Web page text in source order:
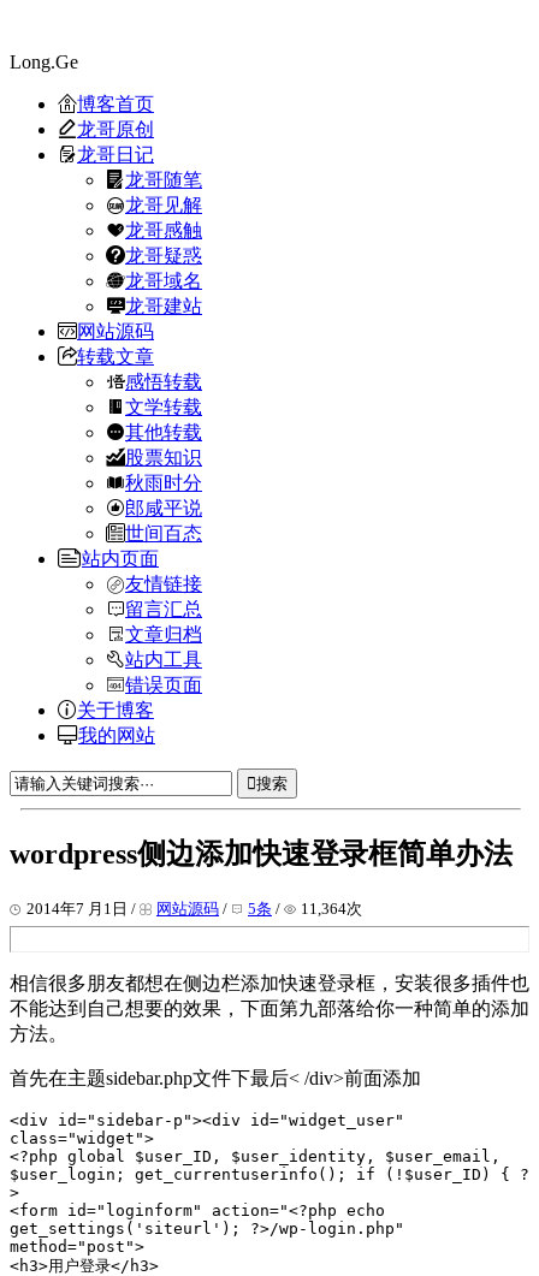
Long.Ge
博客首页
龙哥原创
龙哥日记
龙哥随笔
龙哥见解
龙哥感触
龙哥疑惑
龙哥域名
龙哥建站
网站源码
转载文章
感悟转载
文学转载
其他转载
股票知识
秋雨时分
郎咸平说
世间百态
站内页面
友情链接
留言汇总
文章归档
站内工具
错误页面
关于博客
我的网站
搜索
wordpress侧边添加快速登录框简单办法
2014年7 月1日 / 网站源码 / 5条 / 11,364次
相信很多朋友都想在侧边栏添加快速登录框，安装很多插件也
不能达到自己想要的效果，下面第九部落给你一种简单的添加
方法。
首先在主题sidebar.php文件下最后< /div>前面添加
<div id="sidebar-p"><div id="widget_user"
class="widget">
<?php global $user_ID, $user_identity, $user_email,
$user_login; get_currentuserinfo(); if (!$user_ID) { ?
>
<form id="loginform" action="<?php echo
get_settings('siteurl'); ?>/wp-login.php"
method="post">
<h3>用户登录</h3>